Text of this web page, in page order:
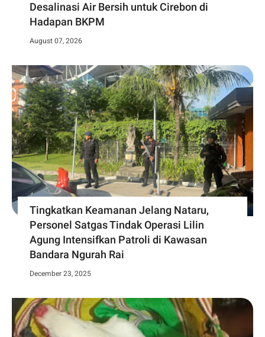
Desalinasi Air Bersih untuk Cirebon di
Hadapan BKPM
August 07, 2026
Tingkatkan Keamanan Jelang Nataru,
Personel Satgas Tindak Operasi Lilin
Agung Intensifkan Patroli di Kawasan
Bandara Ngurah Rai
December 23, 2025